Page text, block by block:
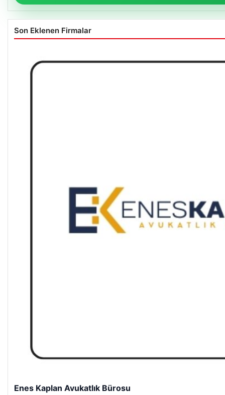
Son Eklenen Firmalar
Enes Kaplan Avukatlık Bürosu